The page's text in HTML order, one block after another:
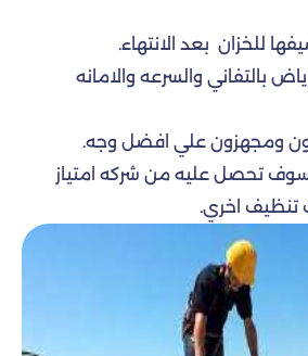
للخزان بعد الانتهاء.
بالتفاني والسرعه والامانه
ومجهزون علي افضل وجه.
تحصل عليه من شركه امتياز
تنظيف اخري.